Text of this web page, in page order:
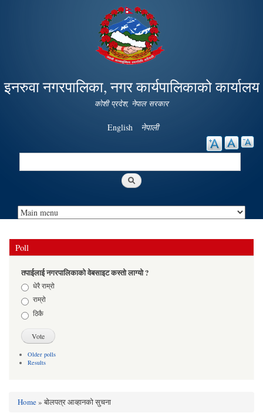
Skip to
main
content
इनरुवा नगरपालिका, नगर कार्यपालिकाको कार्यालय
कोशी प्रदेश, नेपाल सरकार
English नेपाली
Search
Poll
तपाईलाई नगरपालिकाको वेबसाइट कस्तो लाग्यो ?
Choicesधेरै राम्रो
राम्रो
ठिकै
Older polls
Results
You are here
Home» बोलपत्र आव्हानको सुचना